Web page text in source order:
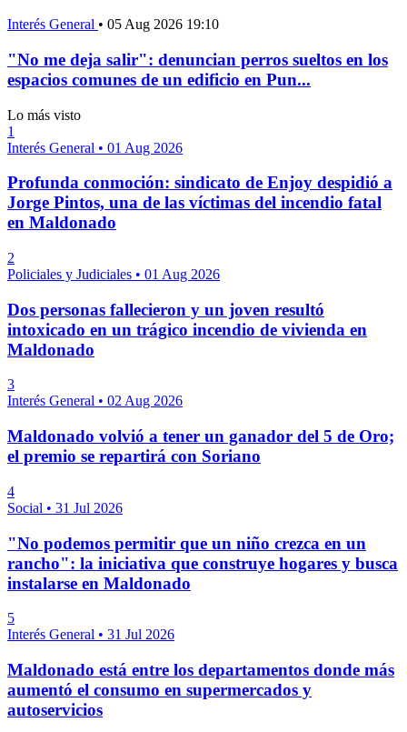
Interés General • 05 Aug 2026 19:10
"No me deja salir": denuncian perros sueltos en los
espacios comunes de un edificio en Pun...
Lo más visto
1
Interés General • 01 Aug 2026
Profunda conmoción: sindicato de Enjoy despidió a
Jorge Pintos, una de las víctimas del incendio fatal
en Maldonado
2
Policiales y Judiciales • 01 Aug 2026
Dos personas fallecieron y un joven resultó
intoxicado en un trágico incendio de vivienda en
Maldonado
3
Interés General • 02 Aug 2026
Maldonado volvió a tener un ganador del 5 de Oro;
el premio se repartirá con Soriano
4
Social • 31 Jul 2026
"No podemos permitir que un niño crezca en un
rancho": la iniciativa que construye hogares y busca
instalarse en Maldonado
5
Interés General • 31 Jul 2026
Maldonado está entre los departamentos donde más
aumentó el consumo en supermercados y
autoservicios